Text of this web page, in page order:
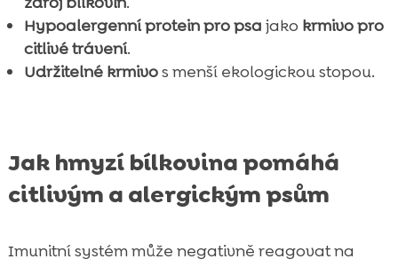
Hypoalergenní protein pro psa jako krmivo pro
citlivé trávení.
Udržitelné krmivos menší ekologickou stopou.
Jak hmyzí bílkovina pomáhá
citlivým a alergickým psům
Imunitní systém může negativně reagovat na